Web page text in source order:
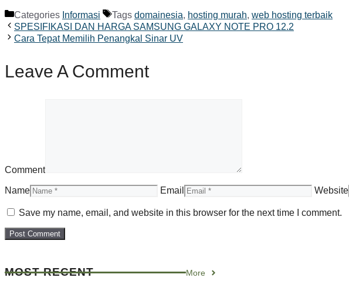
Categories Informasi Tags domainesia, hosting murah, web hosting terbaik
SPESIFIKASI DAN HARGA SAMSUNG GALAXY NOTE PRO 12.2
Cara Tepat Memilih Penangkal Sinar UV
Leave A Comment
Comment
Name Email Website
Save my name, email, and website in this browser for the next time I comment.
MOST RECENT More